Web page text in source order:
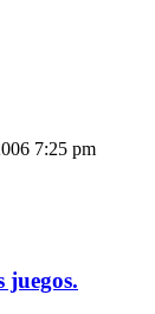
7:25 pm
juegos.